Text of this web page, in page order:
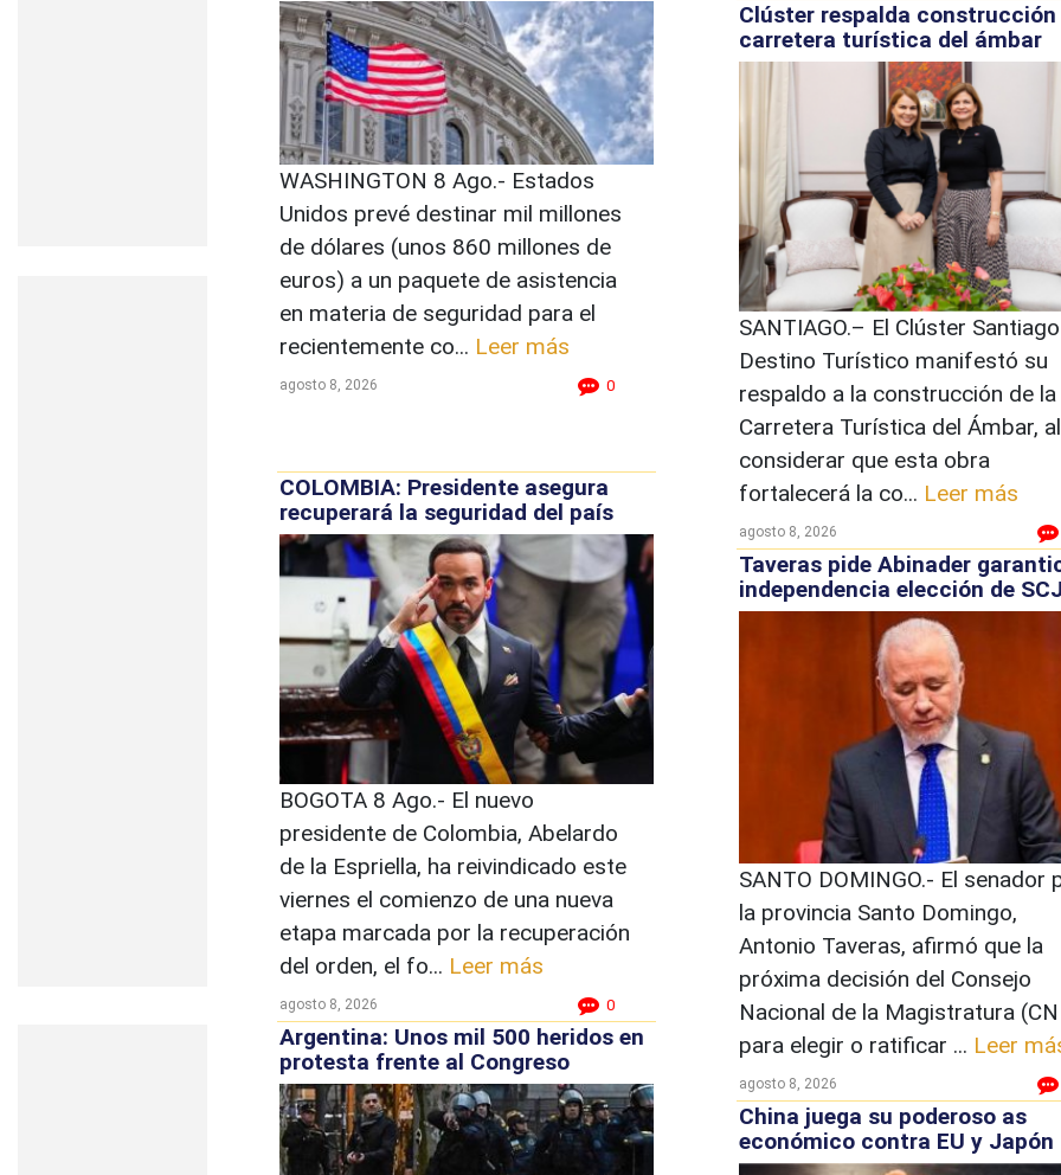
WASHINGTON 8 Ago.- Estados
Unidos prevé destinar mil millones
de dólares (unos 860 millones de
euros) a un paquete de asistencia
en materia de seguridad para el
recientemente co... Leer más
agosto 8, 2026 0
COLOMBIA: Presidente asegura
recuperará la seguridad del país
BOGOTA 8 Ago.- El nuevo
presidente de Colombia, Abelardo
de la Espriella, ha reivindicado este
viernes el comienzo de una nueva
etapa marcada por la recuperación
del orden, el fo... Leer más
agosto 8, 2026 0
Argentina: Unos mil 500 heridos en
protesta frente al Congreso
Clúster respalda construcción
carretera turística del ámbar
SANTIAGO.– El Clúster Santiago
Destino Turístico manifestó su
respaldo a la construcción de la
Carretera Turística del Ámbar, al
considerar que esta obra
fortalecerá la co... Leer más
agosto 8, 2026
Taveras pide Abinader
independencia elección de
SANTO DOMINGO.- El senador
la provincia Santo Domingo,
Antonio Taveras, afirmó que la
próxima decisión del Consejo
Nacional de la Magistratura
para elegir o ratificar ... Leer
agosto 8, 2026
China juega su poderoso as
económico contra EU y Japón